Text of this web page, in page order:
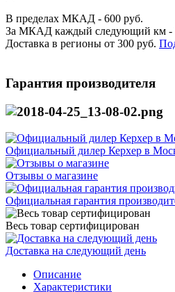
В пределах МКАД - 600 руб.
За МКАД каждый следующий км -
Доставка в регионы от 300 руб.
Гарантия производителя
Официальный дилер Керхер в
Отзывы о магазине
Официальная гарантия
Весь товар сертифицирован
Доставка на следующий день
Описание
Характеристики